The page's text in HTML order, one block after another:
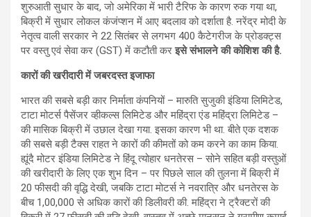
शुरुआती सुधार के बाद, जो अमेरिका में भारी टैरिफ के कारण रुक गया था,
बिक्री में सुधार लोकल कंजंप्शन में आए बदलाव को दर्शाता है. नरेंद्र मोदी के
नेतृत्व वाली सरकार ने 22 सितंबर से लगभग 400 कैटे​गरीज के प्रोडक्ट्स
पर वस्तु एवं सेवा कर (GST) में कटौती करइसे संभालने की कोशिश की है.
कारों की खरीदारी में जबरदस्त इजाफा
भारत की सबसे बड़ी कार निर्माता कंपनियों – मारुति सुजुकी इंडिया लिमिटेड,
टाटा मोटर्स पैसेंजर व्हीकल्स लिमिटेड और महिंद्रा एंड महिंद्रा लिमिटेड –
की मासिक बिक्री में उछाल देखा गया. इसका कारण भी था. बीते एक दशक
की सबसे बड़ी टैक्स राहत ने कारों की कीमतों को कम करने का काम किया.
ह्यूंदै मोटर इंडिया लिमिटेड ने हिंदू त्योहार धनतेरस – सोने सहित बड़ी वस्तुओं
की खरीदारी के लिए एक शुभ दिन – पर पिछले साल की तुलना में बिक्री में
20 फीसदी की वृद्धि देखी, जबकि टाटा मोटर्स ने नवरात्रि और धनतेरस के
बीच 1,00,000 से अधिक कारों की डिलीवरी की. महिंद्रा ने ट्रैक्टरों की